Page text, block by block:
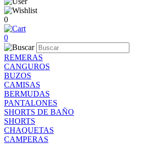
0
0
REMERAS
CANGUROS
BUZOS
CAMISAS
BERMUDAS
PANTALONES
SHORTS DE BAÑO
SHORTS
CHAQUETAS
CAMPERAS